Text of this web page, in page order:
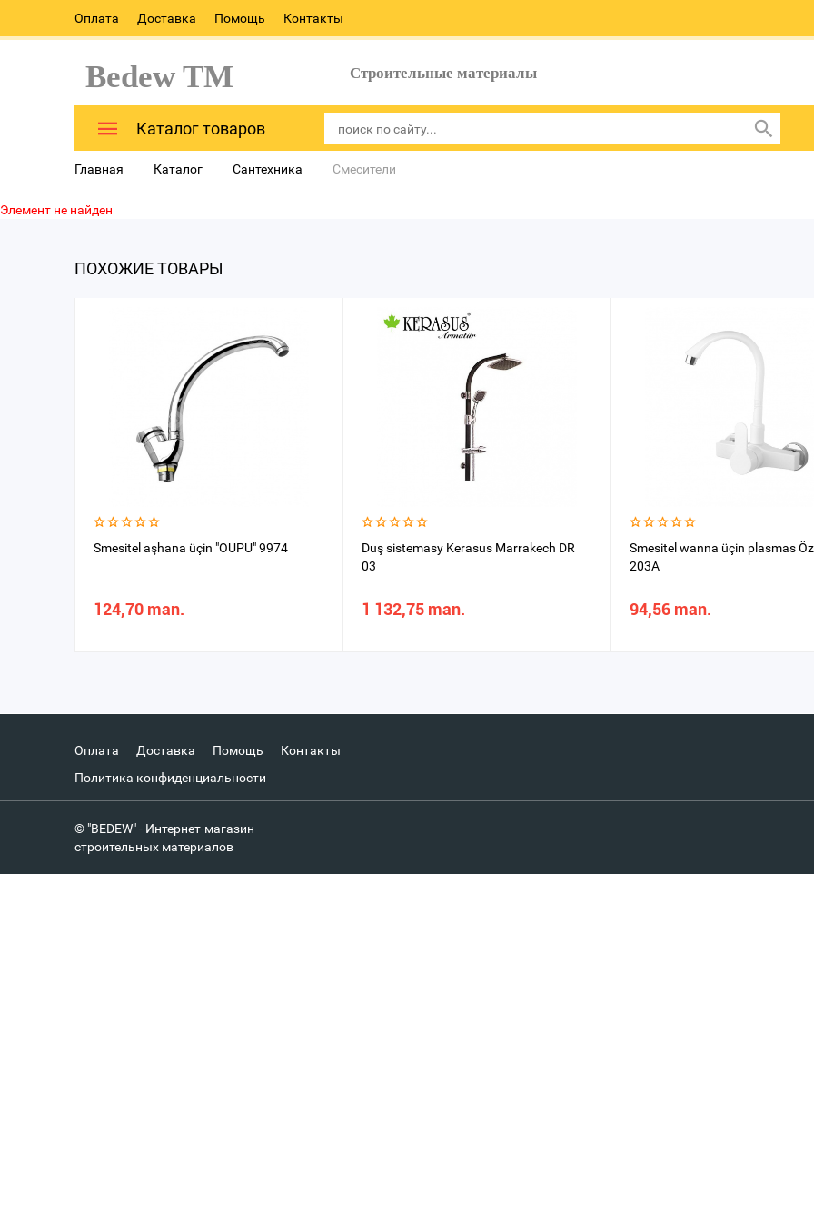
Оплата Доставка Помощь Контакты
Bedew TM Строительные материалы
Каталог товаров
Главная Каталог Сантехника Смесители
Элемент не найден
ПОХОЖИЕ ТОВАРЫ
Smesitel aşhana üçin "OUPU" 9974
124,70 man.
Duş sistemasy Kerasus Marrakech DR
03
1 132,75 man.
Smesitel wanna üçin plasmas
203A
94,56 man.
Оплата Доставка Помощь
Контакты
Политика конфиденциальности
© "BEDEW" - Интернет-магазин
строительных материалов